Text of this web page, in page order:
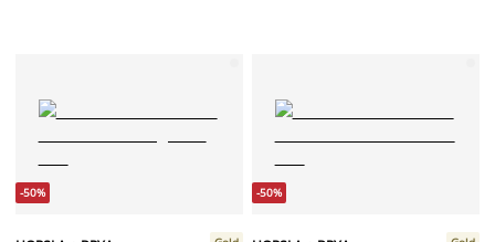
-50% -50%